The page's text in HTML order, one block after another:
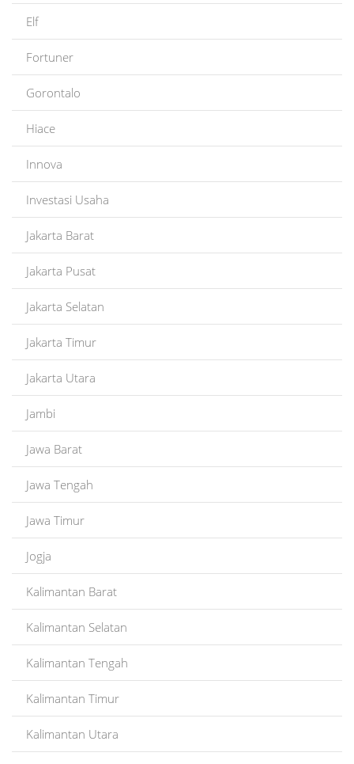
Elf
Fortuner
Gorontalo
Hiace
Innova
Investasi Usaha
Jakarta Barat
Jakarta Pusat
Jakarta Selatan
Jakarta Timur
Jakarta Utara
Jambi
Jawa Barat
Jawa Tengah
Jawa Timur
Jogja
Kalimantan Barat
Kalimantan Selatan
Kalimantan Tengah
Kalimantan Timur
Kalimantan Utara